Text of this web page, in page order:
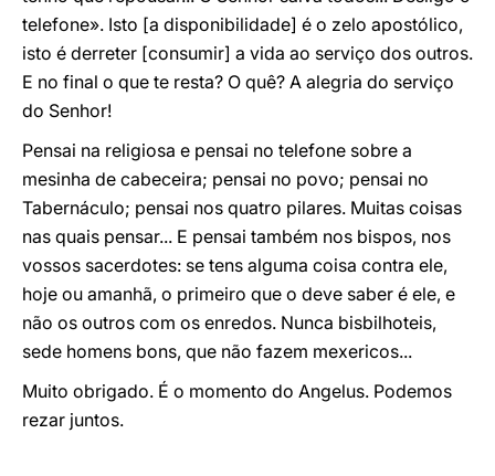
telefone». Isto [a disponibilidade] é o zelo apostólico,
isto é derreter [consumir] a vida ao serviço dos outros.
E no final o que te resta? O quê? A alegria do serviço
do Senhor!
Pensai na religiosa e pensai no telefone sobre a
mesinha de cabeceira; pensai no povo; pensai no
Tabernáculo; pensai nos quatro pilares. Muitas coisas
nas quais pensar... E pensai também nos bispos, nos
vossos sacerdotes: se tens alguma coisa contra ele,
hoje ou amanhã, o primeiro que o deve saber é ele, e
não os outros com os enredos. Nunca bisbilhoteis,
sede homens bons, que não fazem mexericos...
Muito obrigado. É o momento do Angelus. Podemos
rezar juntos.